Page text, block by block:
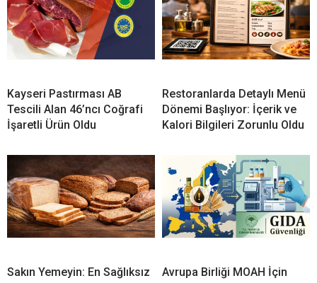
Kayseri Pastırması AB
Tescili Alan 46’ncı Coğrafi
İşaretli Ürün Oldu
Restoranlarda Detaylı Menü
Dönemi Başlıyor: İçerik ve
Kalori Bilgileri Zorunlu Oldu
Sakın Yemeyin: En Sağlıksız
Avrupa Birliği MOAH İçin